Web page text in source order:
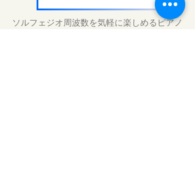
ソルフェジオ周波数を気軽に楽しめるピアノ